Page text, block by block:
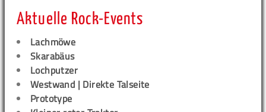
Aktuelle Rock-Events
Lachmöwe
Skarabäus
Lochputzer
Westwand | Direkte Talseite
Prototype